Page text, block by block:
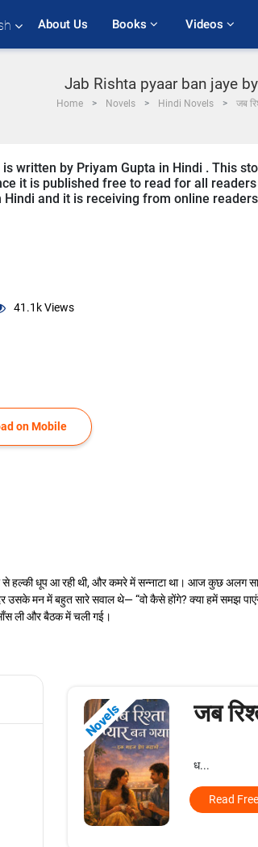
About Us Books Videos
Jab Rishta pyaar ban jaye
Home Novels Hindi Novels जब
written by Priyam Gupta in Hindi . This
it is published free to read for all
and it is receiving from online
41.1kViews
on Mobile
धूप आ रही थी, और कमरे में सन्नाटा था। आज कुछ अलग
उसके मन में बहुत सारे सवाल थे— “वो कैसे होंगे? क्या हमें समझ
ली और बैठक में चली गई।
Novels जब
Episode
ध...
Read Free